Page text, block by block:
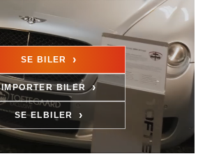
SE BILER ›
IMPORTER BILER ›
SE ELBILER ›